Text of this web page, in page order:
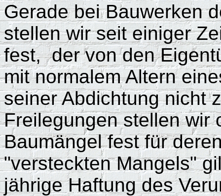
Gerade bei Bauwerken
stellen wir seit einiger
fest, der von den
mit normalem Altern
seiner Abdichtung nicht
Freilegungen stellen wir
Baumängel fest für
"versteckten Mangels"
jährige Haftung des